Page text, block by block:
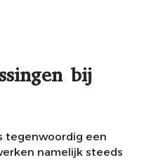
bij
tegenwoordig een
namelijk steeds